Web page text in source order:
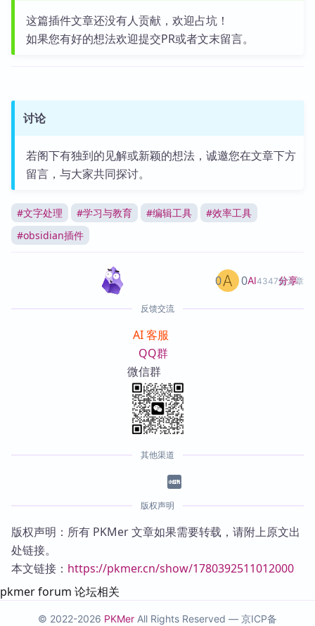
这篇插件文章还没有人贡献，欢迎占坑！
如果您有好的想法欢迎提交PR或者文末留言。
讨论
若阁下有独到的见解或新颖的想法，诚邀您在文章下方
留言，与大家共同探讨。
#文字处理 #学习与教育 #编辑工具 #效率工具
#obsidian插件
AI4347篇文章
0 0 分享
反馈交流
AI 客服
QQ群
微信群
其他渠道
版权声明
版权声明：所有 PKMer 文章如果需要转载，请附上原文出
处链接。
本文链接： https://pkmer.cn/show/1780392511012000
pkmer forum 论坛相关
© 2022-2026 PKMer All Rights Reserved — 京ICP备